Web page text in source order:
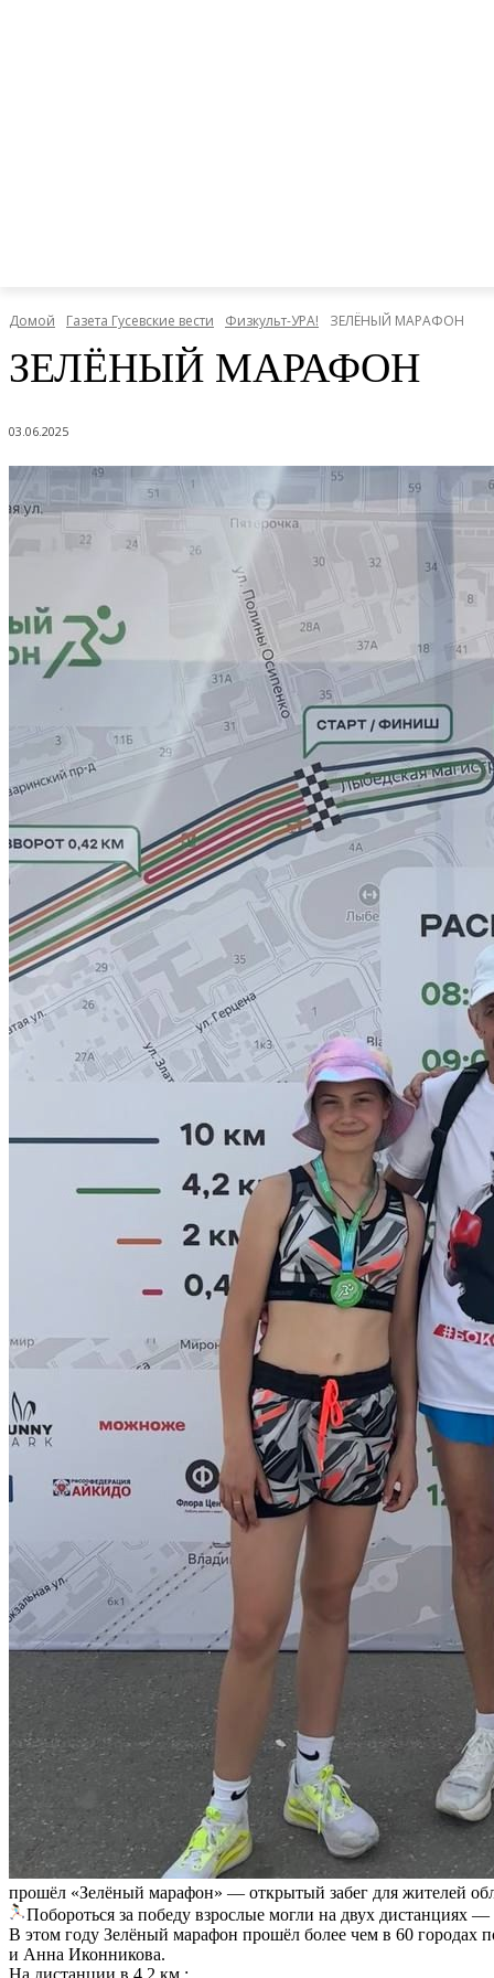
Домой Газета Гусевские вести Физкульт-УРА! ЗЕЛЁНЫЙ МАРАФОН
ЗЕЛЁНЫЙ МАРАФОН
03.06.2025
прошёл «Зелёный марафон» — открытый забег для жителей
Побороться за победу взрослые могли на двух дистанциях
В этом году Зелёный марафон прошёл более чем в 60
и Анна Иконникова.
На дистанции в 4,2 км.: